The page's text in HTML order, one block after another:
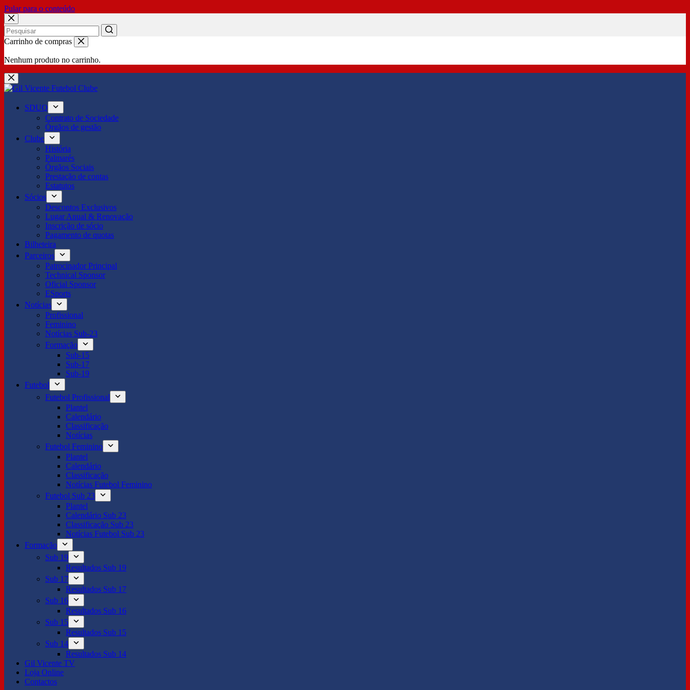
Pular para o conteúdo
No
Carrinho de compras
Nenhum produto no carrinho.
SDUQ
Contrato de Sociedade
Órgãos de gestão
Clube
História
Palmarés
Órgãos Sociais
Prestação de contas
Estatutos
Sócios
Descontos Exclusivos
Lugar Anual & Renovação
Inscrição de sócio
Pagamento de quotas
Bilheteira
Parceiros
Patrocinador Principal
Technical Sponsor
Oficial Sponsor
ESports
Notícias
Profissional
Feminino
Notícias Sub-23
Formação
Sub-15
Sub-17
Sub-19
Futebol
Futebol Profissional
Plantel
Calendário
Classificação
Notícias
Futebol Feminino
Plantel
Calendário
Classificação
Notícias Futebol Feminino
Futebol Sub 23
Plantel
Calendário Sub 23
Classificação Sub 23
Notícias Futebol Sub 23
Formação
Sub 19
Resultados Sub 19
Sub 17
Resultados Sub 17
Sub 16
Resultados Sub 16
Sub 15
Resultados Sub 15
Sub 14
Resultados Sub 14
Gil Vicente TV
Loja Online
Contactos